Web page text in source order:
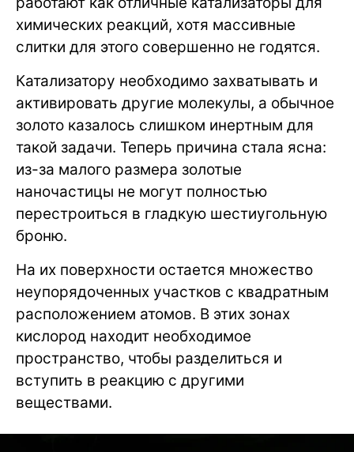
химических реакций, хотя массивные
слитки для этого совершенно не годятся.
Катализатору необходимо захватывать и
активировать другие молекулы, а обычное
золото казалось слишком инертным для
такой задачи. Теперь причина стала ясна:
из-за малого размера золотые
наночастицы не могут полностью
перестроиться в гладкую шестиугольную
броню.
На их поверхности остается множество
неупорядоченных участков с квадратным
расположением атомов. В этих зонах
кислород находит необходимое
пространство, чтобы разделиться и
вступить в реакцию с другими
веществами.